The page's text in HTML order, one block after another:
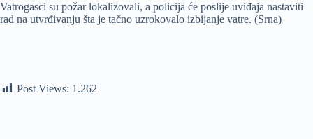
Vatrogasci su požar lokalizovali, a policija će poslije uviđaja nastaviti
rad na utvrđivanju šta je tačno uzrokovalo izbijanje vatre. (Srna)
Post Views: 1.262